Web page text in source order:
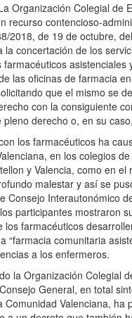
Organización Colegial de
recurso contencioso-
2018, de 19 de octubre,
la concertación de los
farmacéuticos asistenciales
las oficinas de farmacia
que el mismo se
con la consiguiente
pleno derecho o, en su
los farmacéuticos ha
en los colegios
y Valencia, como en el
malestar y así se
Consejo Interautonómico
participantes mostraron
los farmacéuticos
“farmacia comunitaria
a los enfermeros.
la Organización Colegial
General, en total
Comunidad Valenciana, ha